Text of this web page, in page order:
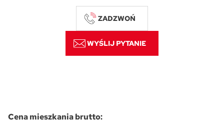
ZADZWOŃ
WYŚLIJ PYTANIE
Cena mieszkania brutto: